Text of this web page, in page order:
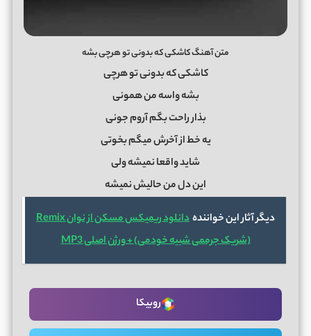
متن آهنگ کاشکی که بدونی تو هرچی بشه
کاشکی که بدونی تو هرچی
بشه واسه من همونی
بذار راحت بگم آروم جونی
یه خط از آخرش میگم بخوتی
شاید واقعا نمیشه ولی
این دل من حالیش نمیشه
دیگر آثار این خواننده
دانلود ریمیکس مسکن از نوان Remix
(شریک جرممی شبیه خودمی) + ورژن اصلی MP3
روبیکا